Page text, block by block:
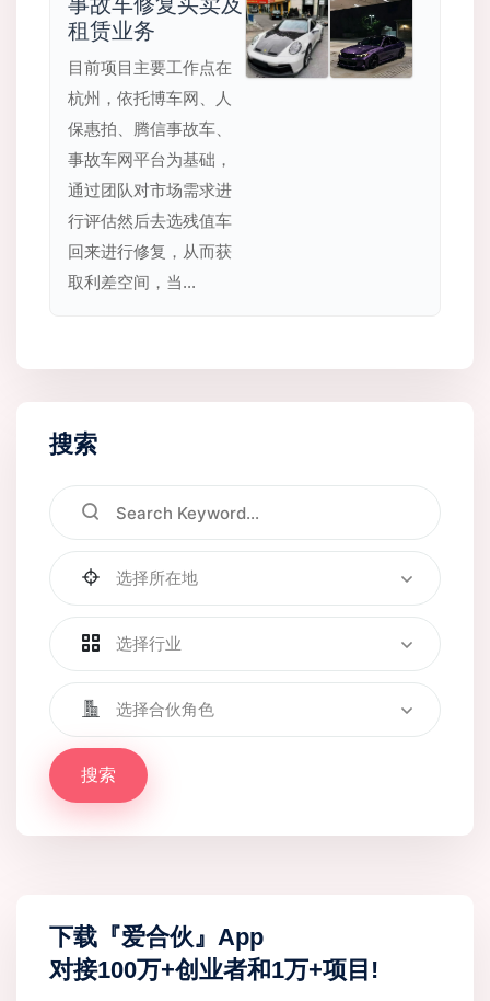
租赁业务
目前项目主要工作点在
杭州，依托博车网、人
保惠拍、腾信事故车、
事故车网平台为基础，
通过团队对市场需求进
行评估然后去选残值车
回来进行修复，从而获
取利差空间，当...
搜索
选择所在地
选择行业
选择合伙角色
搜索
下载『爱合伙』App
对接100万+创业者和1万+项目!